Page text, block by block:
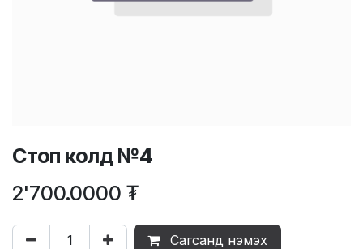
Стоп колд №4
2'700.0000 ₮
Сагсанд нэмэх